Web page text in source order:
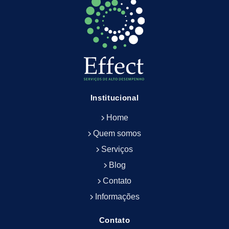
Empresa de Limpeza Predial
Empresa de Limpeza Predial Terceirizada
Empresa de Limpeza de Escritório
Empresa de Limpeza de Fachada
Empresa de Limpeza de Fachadas
Empresa de Limpeza e Conservação Predial
Empresa de Portaria e Controlador de Acesso
Empresa de Portaria e Limpeza
Empresa de Serviços Terceirizados
Empresa de Terceirização de Portaria
Empresa de Terceirização de Serviços de
Empresa de Terceirização de Serviços de
Institucional
Home
Quem somos
Serviços
Blog
Contato
Informações
Contato